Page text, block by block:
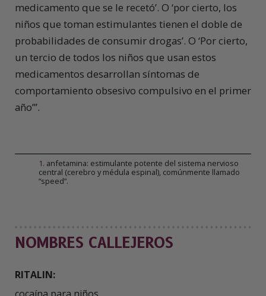
medicamento que se le recetó’. O ‘por cierto, los
niños que toman estimulantes tienen el doble de
probabilidades de consumir drogas’. O ‘Por cierto,
un tercio de todos los niños que usan estos
medicamentos desarrollan síntomas de
comportamiento obsesivo compulsivo en el primer
año’”.
1. anfetamina: estimulante potente del sistema nervioso
central (cerebro y médula espinal), comúnmente llamado
“speed”.
NOMBRES CALLEJEROS
RITALIN: